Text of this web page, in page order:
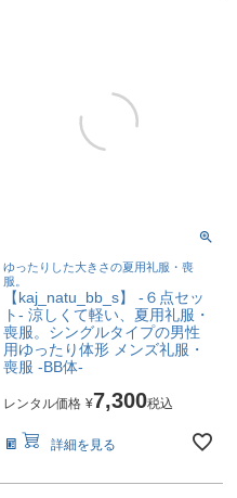
ゆったりした大きさの夏用礼服・喪
服。
【kaj_natu_bb_s】 -６点セッ
ト- 涼しくて軽い、夏用礼服・
喪服。シングルタイプの男性
用ゆったり体形 メンズ礼服・
喪服 -BB体-
レンタル価格 ¥7,300税込
詳細を見る